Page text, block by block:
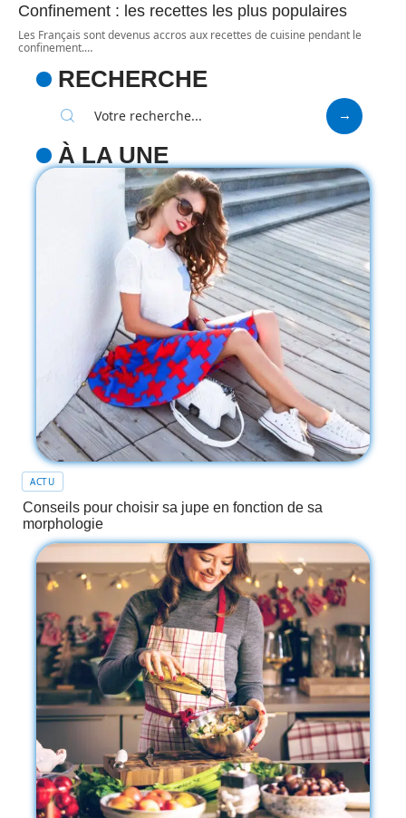
Confinement : les recettes les plus populaires
Les Français sont devenus accros aux recettes de cuisine pendant le
confinement.…
RECHERCHE
À LA UNE
ACTU
Conseils pour choisir sa jupe en fonction de sa
morphologie